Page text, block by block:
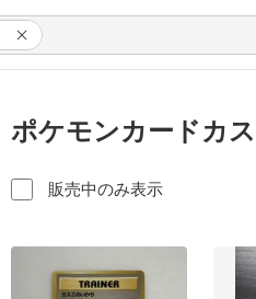
ポケモンカードカ
販売中のみ表示